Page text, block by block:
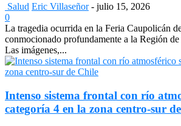
Salud Eric Villaseñor - julio 15, 2026
0
La tragedia ocurrida en la Feria Caupolicán
conmocionado profundamente a la Región
Las imágenes,...
Intenso sistema frontal con río
categoría 4 en la zona centro-sur